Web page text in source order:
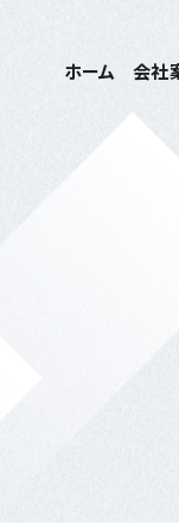
ホーム
会社